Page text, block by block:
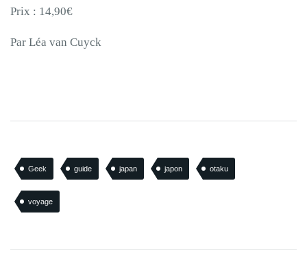
Prix : 14,90€
Par Léa van Cuyck
Geek guide japan japon otaku
voyage